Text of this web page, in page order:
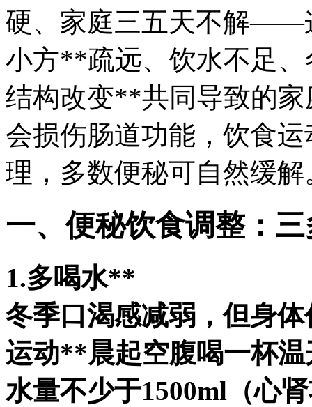
硬、家庭三五天不解——
小方**疏远、饮水不足
结构改变**共同导致的
会损伤肠道功能，饮食运
理，多数便秘可自然缓
一、便秘饮食调整：
1.多喝水**
冬季口渴感减弱，但身
运动**晨起空腹喝一杯
水量不少于1500ml（心